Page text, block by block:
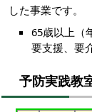
した事業です。
65歳以上（
要支援、要
予防実践教